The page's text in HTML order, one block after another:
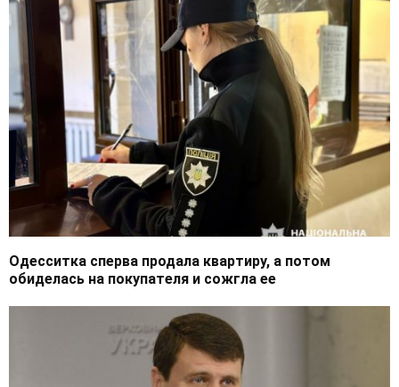
Одесситка сперва продала квартиру, а потом
обиделась на покупателя и сожгла ее